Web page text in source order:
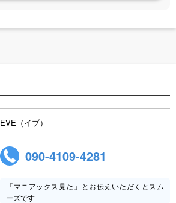
EVE（イブ）
090-4109-4281
「マニアックス見た」とお伝えいただくとスム
ーズです